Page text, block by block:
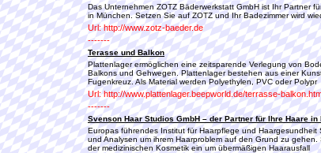
Das Unternehmen ZOTZ Bäderwerkstatt GmbH ist Ihr Partner
in München. Setzen Sie auf ZOTZ und Ihr Badezimmer wird
Url: http://www.zotz-baeder.de
-------
Terasse und Balkon
Plattenlager ermöglichen eine zeitsparende Verlegung von
Balkons und Gehwegen. Plattenlager bestehen aus einer
Fugenkreuz. Als Material werden Polyethylen, PVC oder Polypr
Url: http://www.plattenlager.beepworld.de/terrasse-
-------
Svenson Haar Studios GmbH – der Partner für Ihre Haare in
Europas führendes Institut für Haarpflege und
und Analysen um ihrem Haarproblem auf den Grund zu
der medizinischen Kosmetik ein um übermäßigen Haarausfall